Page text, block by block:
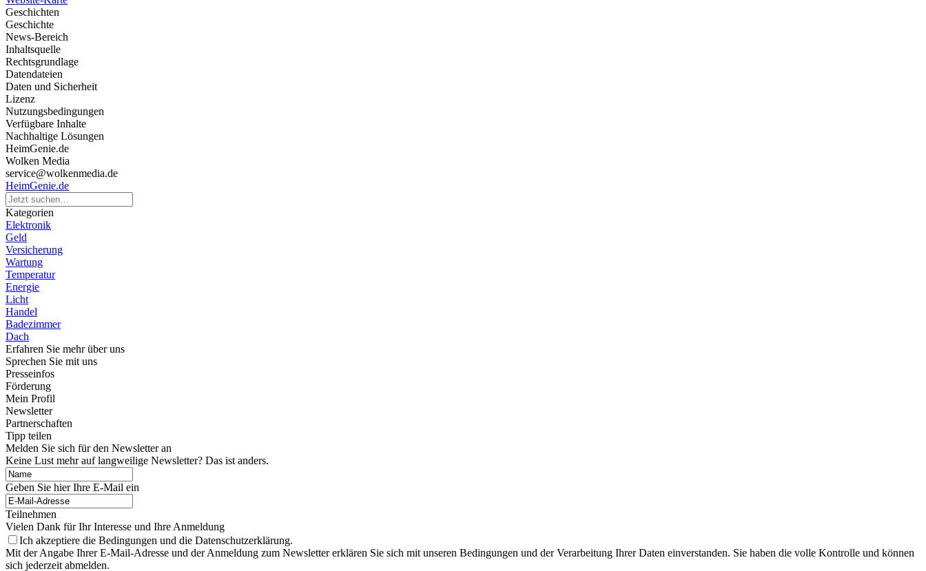
Geschichten
Geschichte
News-Bereich
Inhaltsquelle
Rechtsgrundlage
Datendateien
Daten und Sicherheit
Lizenz
Nutzungsbedingungen
Verfügbare Inhalte
Nachhaltige Lösungen
HeimGenie.de
Wolken Media
service@wolkenmedia.de
HeimGenie.de
Kategorien
Elektronik
Geld
Versicherung
Wartung
Temperatur
Energie
Licht
Handel
Badezimmer
Dach
Erfahren Sie mehr über uns
Sprechen Sie mit uns
Presseinfos
Förderung
Mein Profil
Newsletter
Partnerschaften
Tipp teilen
Melden Sie sich für den Newsletter an
Keine Lust mehr auf langweilige Newsletter? Das ist anders.
Geben Sie hier Ihre E-Mail ein
Teilnehmen
Vielen Dank für Ihr Interesse und Ihre Anmeldung
Ich akzeptiere die Bedingungen und die Datenschutzerklärung.
Mit der Angabe Ihrer E-Mail-Adresse und der Anmeldung zum Newsletter erklären Sie sich mit unseren Bedingungen und der Verarbeitung Ihrer Daten einverstanden. Sie haben die volle Kontrolle und können
sich jederzeit abmelden.